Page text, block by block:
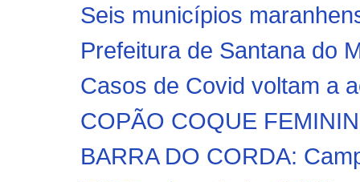
Seis municípios
Prefeitura de Santana do
Casos de Covid voltam a
COPÃO COQUE
BARRA DO CORDA: